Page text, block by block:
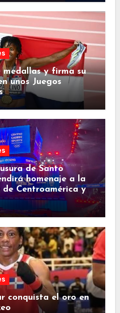
medallas y firma su
unos Juegos
de Santo
homenaje a la
Centroamérica y
conquista el oro en